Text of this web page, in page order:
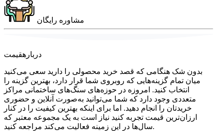
مشاوره رایگان
دربارهقیمت
بدون شک هنگامی که قصد خرید محصولی را دارید سعی می‌کنید
میان تمام گزینه‌هایی که روبروی شما قرار دارد، بهترین گزینه را
انتخاب کنید. امروزه در حوزه‌های سنگ‌های ساختمانی مراکز
متعددی وجود دارد که شما می‌توانید به‌صورت آنلاین و حضوری
خریدتان را انجام دهید. اما برای اینکه بهترین کیفیت را در کنار
ارزان‌ترین قیمت تجربه کنید نیاز است به یک مجموعه معتبر که
سال‌ها در این زمینه فعالیت می‌کند مراجعه کنید.